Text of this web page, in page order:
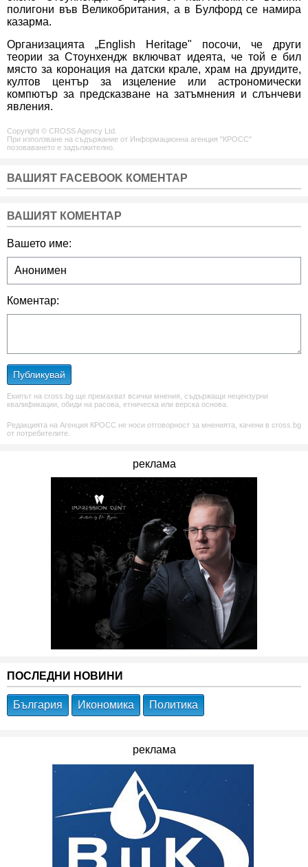
полигони във Великобритания, а в Булфорд се намира
казарма.
Организацията „English Heritage" посочи, че други
теории за Стоунхендж включват идеята, че той е бил
място за коронация на датски крале, храм на друидите,
култов център за изцеление или астрономически
компютър за предсказване на затъмнения и слънчеви
явления.
Copyright © CROSS Agency Ltd.
При използване на съдържание от Информационна агенция "КРОСС"
позоваването е задължително.
ВАШИЯТ FACEBOOK КОМЕНТАР
ВАШИЯТ КОМЕНТАР
Вашето име:
Коментар:
Публикувай
Екипът на cross.bg ще премахват всички мнения, съдържащи нецензурни
квалификации, обиди на расова, етническа или верска основа.
Редакцията на Агенция КРОСС не носи отговорност за мненията, качени в cross.bg
от потребителите.
реклама
ПОСЛЕДНИ НОВИНИ
България Икономика Политика
реклама